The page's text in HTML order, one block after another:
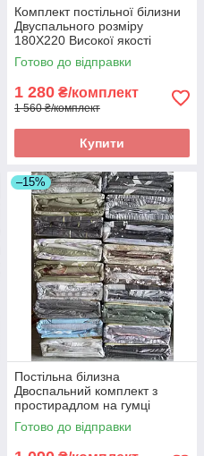
Комплект постільної білизни
Двуспального розміру
180Х220 Високої якості
Готово до відправки
1 280 ₴/комплект
1 560 ₴/комплект
Купити
–15%
Постільна білизна
Двоспальний комплект з
простирадлом на гумці
160*200+20см, постільна
білизна з фланелі розмір
Готово до відправки